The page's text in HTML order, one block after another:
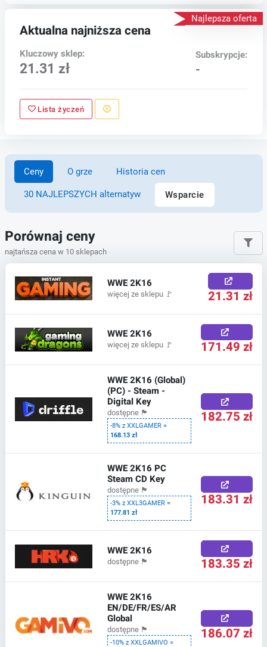
Najlepsza oferta
Aktualna najniższa cena
Kluczowy sklep:
21.31 zł
Subskrypcje:
-
Lista życzeń
Ceny O grze Historia cen
30 NAJLEPSZYCH alternatyw Wsparcie
Porównaj ceny
najtańsza cena w 10 sklepach
WWE 2K16
więcej ze sklepu 🚩 21.31 zł
WWE 2K16
więcej ze sklepu 🚩 171.49 zł
WWE 2K16 (Global)
(PC) - Steam -
Digital Key
dostępne 🏴
-8% z XXLGAMER =
168.13 zł
182.75 zł
WWE 2K16 PC
Steam CD Key
dostępne 🏴
-3% z XXL3GAMER =
177.81 zł
183.31 zł
WWE 2K16
dostępne 🏴 183.35 zł
WWE 2K16
EN/DE/FR/ES/AR
Global
dostępne 🏴
-10% z XXLGAMIVO =
186.07 zł